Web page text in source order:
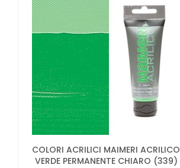
COLORI ACRILICI MAIMERI ACRILICO
VERDE PERMANENTE CHIARO (339)